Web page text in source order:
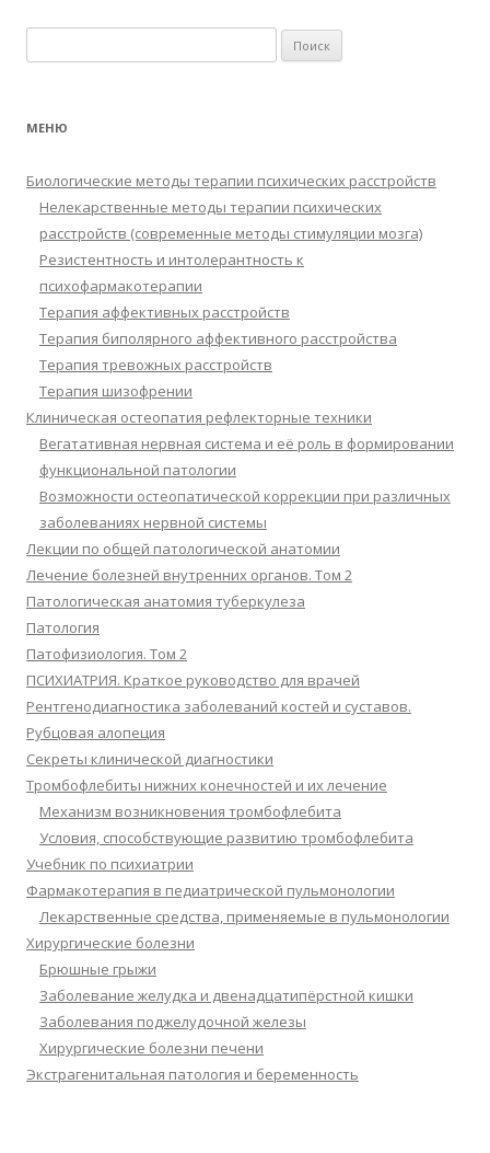
МЕНЮ
Биологические методы терапии психических расстройств
Нелекарственные методы терапии психических
расстройств (современные методы стимуляции мозга)
Резистентность и интолерантность к
психофармакотерапии
Терапия аффективных расстройств
Терапия биполярного аффективного расстройства
Терапия тревожных расстройств
Терапия шизофрении
Клиническая остеопатия рефлекторные техники
Вегатативная нервная система и её роль в формировании
функциональной патологии
Возможности остеопатической коррекции при различных
заболеваниях нервной системы
Лекции по общей патологической анатомии
Лечение болезней внутренних органов. Том 2
Патологическая анатомия туберкулеза
Патология
Патофизиология. Том 2
ПСИХИАТРИЯ. Краткое руководство для врачей
Рентгенодиагностика заболеваний костей и суставов.
Рубцовая алопеция
Секреты клинической диагностики
Тромбофлебиты нижних конечностей и их лечение
Механизм возникновения тромбофлебита
Условия, способствующие развитию тромбофлебита
Учебник по психиатрии
Фармакотерапия в педиатрической пульмонологии
Лекарственные средства, применяемые в пульмонологии
Хирургические болезни
Брюшные грыжи
Заболевание желудка и двенадцатипёрстной кишки
Заболевания поджелудочной железы
Хирургические болезни печени
Экстрагенитальная патология и беременность